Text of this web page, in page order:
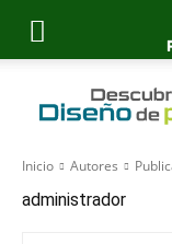
Inicio Autores
administrador